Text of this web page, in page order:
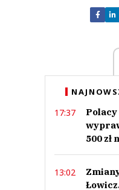
Nie
Zostaw
17:37
500 zł
13:02